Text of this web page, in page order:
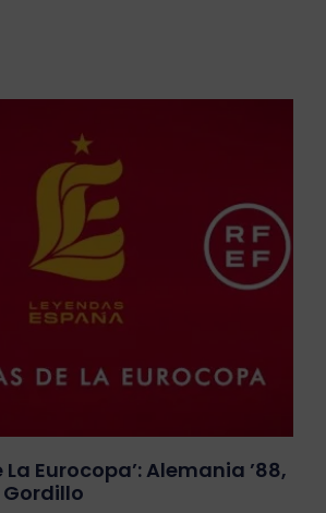
La Eurocopa’: Alemania ’88,
Gordillo